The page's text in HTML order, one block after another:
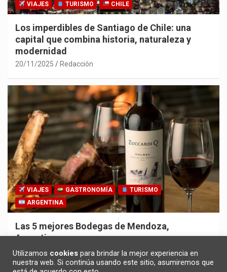
VIAJES TURISMO CHILE
Los imperdibles de Santiago de Chile: una
capital que combina historia, naturaleza y
modernidad
20/11/2025 Redacción
VIAJES GASTRONOMÍA
TURISMO
ARGENTINA
Las 5 mejores Bodegas de Mendoza,
Argentina
30/10/2025 Redacción
Utilizamos cookies para brindar la mejor experiencia en
nuestra web. Si continúa usando este sitio, asumiremos que